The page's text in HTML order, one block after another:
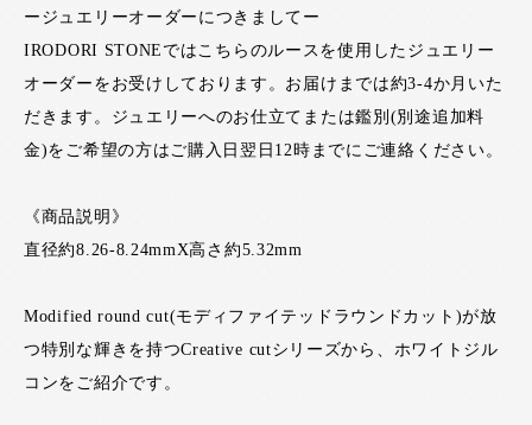
ージュエリーオーダーにつきましてー
IRODORI STONEではこちらのルースを使用したジュエリー
オーダーをお受けしております。お届けまでは約3-4か月いた
だきます。ジュエリーへのお仕立てまたは鑑別(別途追加料
金)をご希望の方はご購入日翌日12時までにご連絡ください。
《商品説明》
直径約8.26-8.24mmX高さ約5.32mm
Modified round cut(モディファイテッドラウンドカット)が放
つ特別な輝きを持つCreative cutシリーズから、ホワイトジル
コンをご紹介です。